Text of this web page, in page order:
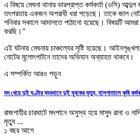
এ বিষয়ে মেঘনা থানার ভারপ্রাপ্ত কর্মকর্তা (ওসি)
তৎপরতায় একজন অপরাধী ধরা পড়েছে। তাকে জাল
শনিবার সকালে আদালতে পাঠানো হয়েছে। বিষয়টি
করছি।”
এই ঘটনায় মেঘনায় চাঞ্চল্যের সৃষ্টি হয়েছে। আইনশৃঙ্খলা
নোটের মূলোৎপাটনে তাদের অভিযান অব্যাহত থাকবে।
এ সম্পর্কিত আরও পড়ুন
মদ খেয়ে দুই ঘণ্টার ব্যবধানে দুই যুবকের মৃত্যু, হাসপাতালে কৃষি
রাজশাহীর চারঘাটে মদপানে অসুস্থ হয়ে মাসুদ রানা ও
মৃত্যু ...
১ বছর আগে